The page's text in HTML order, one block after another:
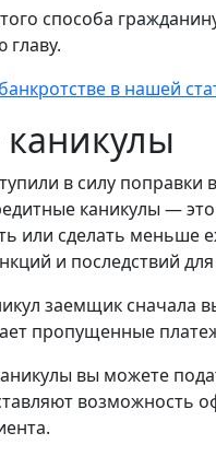
способа
в нашей
в силу
каникулы —
или сделать меньше
и последствий
заемщик сначала
пропущенные
вы можете
возможность